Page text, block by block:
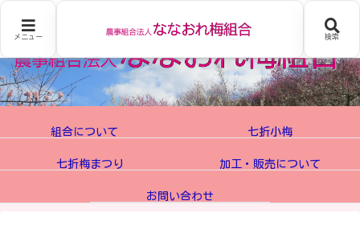
組合について 七折小梅
七折梅まつり 加工・販売について
お問い合わせ
メニュー 検索